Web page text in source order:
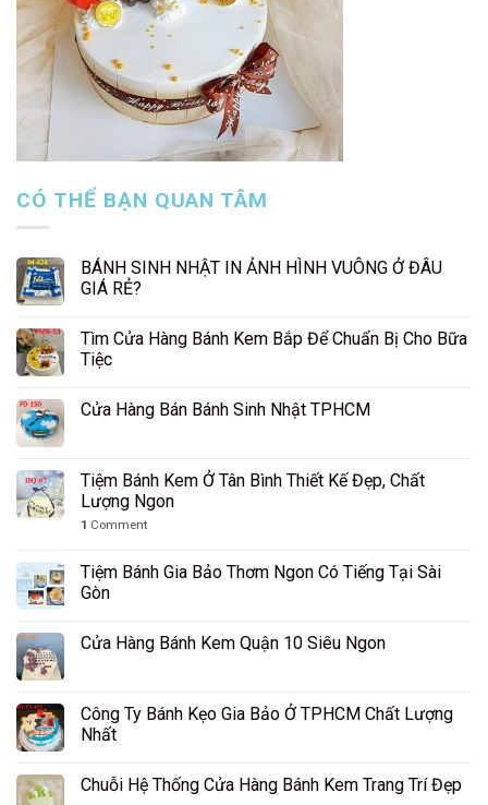
CÓ THỂ BẠN QUAN TÂM
BÁNH SINH NHẬT IN ẢNH HÌNH VUÔNG Ở ĐÂU
GIÁ RẺ?
Tìm Cửa Hàng Bánh Kem Bắp Để Chuẩn Bị Cho Bữa
Tiệc
Cửa Hàng Bán Bánh Sinh Nhật TPHCM
Tiệm Bánh Kem Ở Tân Bình Thiết Kế Đẹp, Chất
Lượng Ngon
1 Comment
Tiệm Bánh Gia Bảo Thơm Ngon Có Tiếng Tại Sài
Gòn
Cửa Hàng Bánh Kem Quận 10 Siêu Ngon
Công Ty Bánh Kẹo Gia Bảo Ở TPHCM Chất Lượng
Nhất
Chuỗi Hệ Thống Cửa Hàng Bánh Kem Trang Trí Đẹp